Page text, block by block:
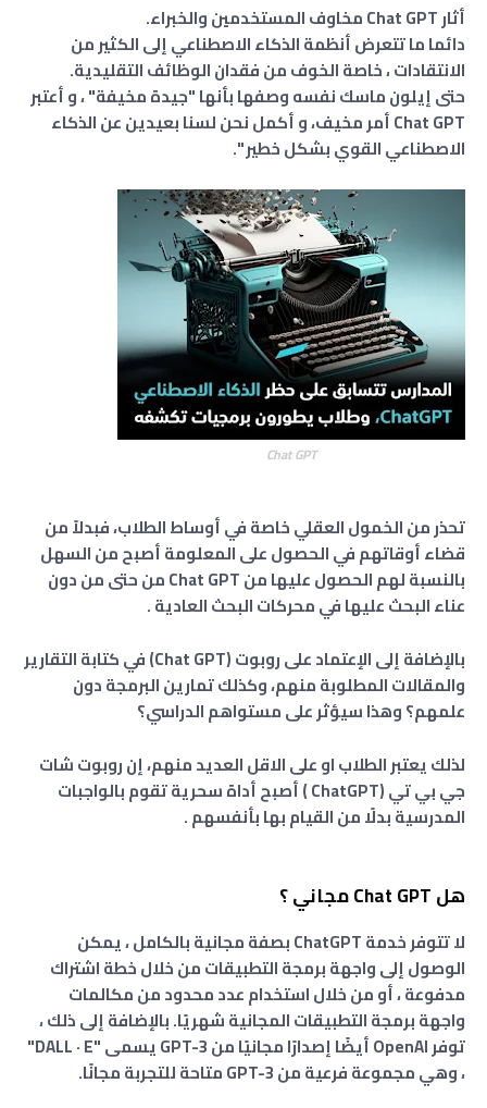
أثار Chat GPT مخاوف المستخدمين والخبراء.
دائما ما تتعرض أنظمة الذكاء الاصطناعي إلى الكثير من
الانتقادات ، خاصة الخوف من فقدان الوظائف التقليدية.
حتى إيلون ماسك نفسه وصفها بأنها "جيدة مخيفة" ، و أعتبر
Chat GPT أمر مخيف، و أكمل نحن لسنا بعيدين عن الذكاء
الاصطناعي القوي بشكل خطير ".
Chat GPT
تحذر من الخمول العقلي خاصة في أوساط الطلاب، فبدلاً من
قضاء أوقاتهم في الحصول على المعلومة أصبح من السهل
بالنسبة لهم الحصول عليها من Chat GPT من حتى من دون
عناء البحث عليها في محركات البحث العادية .
بالإضافة إلى الإعتماد على روبوت (Chat GPT) في كتابة التقارير
والمقالات المطلوبة منهم، وكذلك تمارين البرمجة دون
علمهم؟ وهذا سيؤثر على مستواهم الدراسي؟
لذلك يعتبر الطلاب او على الاقل العديد منهم، إن روبوت شات
جي بي تي (ChatGPT ) أصبح أداة سحرية تقوم بالواجبات
المدرسية بدلًا من القيام بها بأنفسهم .
هل Chat GPT مجاني ؟
لا تتوفر خدمة ChatGPT بصفة مجانية بالكامل ،
يمكن
الوصول إلى واجهة برمجة التطبيقات من خلال خطة اشتراك
مدفوعة ، أو من خلال استخدام عدد محدود من مكالمات
واجهة برمجة التطبيقات المجانية شهريًا. بالإضافة إلى ذلك ،
توفر OpenAI أيضًا إصدارًا مجانيًا من GPT-3 يسمى "DALL · E"
، وهي مجموعة فرعية من GPT-3 متاحة للتجربة مجانًا.